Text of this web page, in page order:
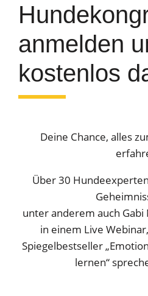
anmelden
kostenlos
Deine Chance, alles
Über 30
unter anderem auch Gabi
in einem Live
Spiegelbestseller
lernen“